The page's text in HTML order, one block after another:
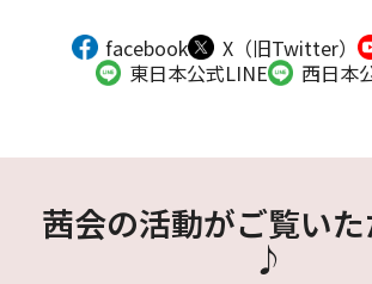
facebook X（旧Twitter）
東日本公式LINE
西日本
茜会の活動がご覧い
♪